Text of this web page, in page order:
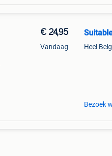
€ 24,95
Vandaag Heel
Bezoek